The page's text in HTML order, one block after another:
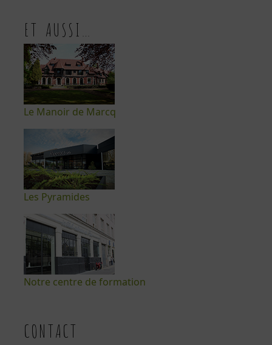
ET AUSSI…
Le Manoir de Marcq
Les Pyramides
Notre centre de formation
CONTACT